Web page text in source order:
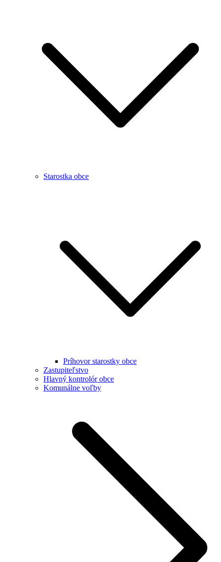
Starostka obce
Príhovor starostky obce
Zastupiteľstvo
Hlavný kontrolór obce
Komunálne voľby